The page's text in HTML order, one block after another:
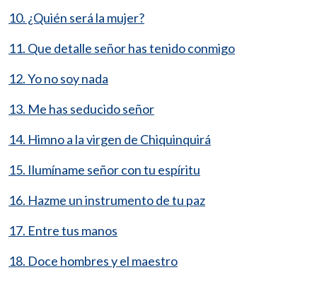
10. ¿Quién será la mujer?
11. Que detalle señor has tenido conmigo
12. Yo no soy nada
13. Me has seducido señor
14. Himno a la virgen de Chiquinquirá
15. Ilumíname señor con tu espíritu
16. Hazme un instrumento de tu paz
17. Entre tus manos
18. Doce hombres y el maestro